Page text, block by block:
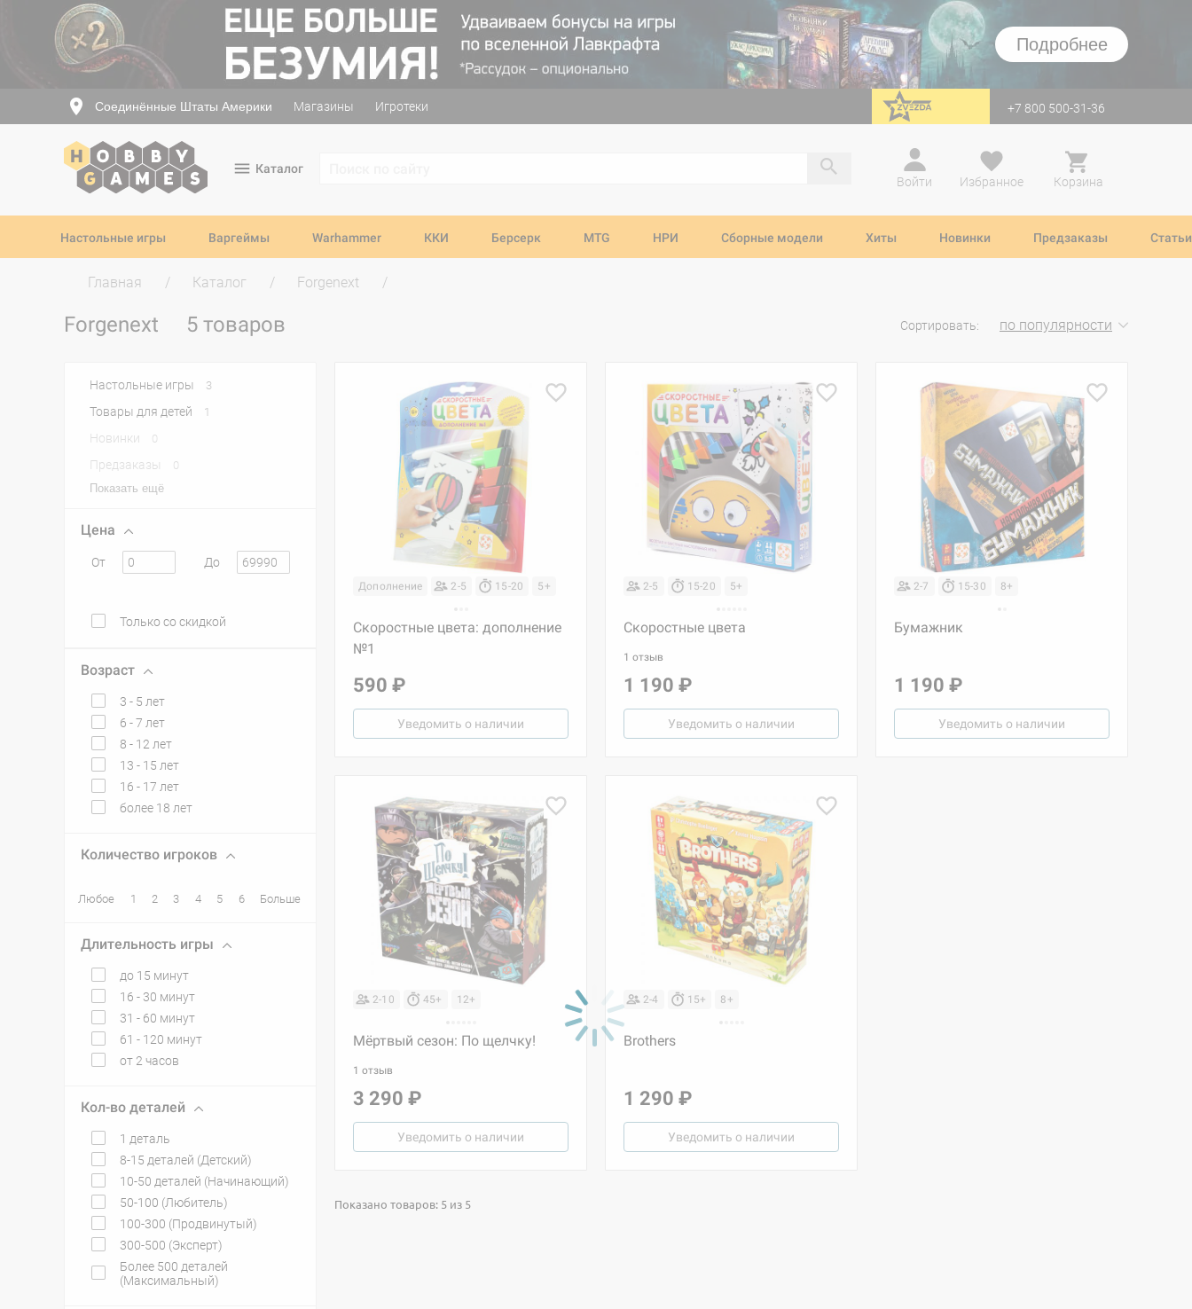
Подробнее
Соединённые Штаты Америки Магазины Игротеки перейти на Zvezda +7 800 500-31-36
Каталог
Войти
Избранное Корзина
Настольные игры Варгеймы Warhammer ККИ Берсерк MTG НРИ Сборные модели Хиты Новинки Предзаказы Статьи
Главная Каталог Forgenext
Forgenext 5 товаров Сортировать: по популярности
Настольные игры 3
Товары для детей 1
Новинки 0
Предзаказы
0
Показать ещё
Цена
От До
Только со скидкой
Возраст
3 - 5 лет
6 - 7 лет
8 - 12 лет
13 - 15 лет
16 - 17 лет
более 18 лет
Количество игроков
Любое 1 2 3 4 5 6 Больше
Длительность игры
до 15 минут
16 - 30 минут
31 - 60 минут
61 - 120 минут
от 2 часов
Кол-во деталей
1 деталь
8-15 деталей (Детский)
10-50 деталей (Начинающий)
50-100 (Любитель)
100-300 (Продвинутый)
300-500 (Эксперт)
Более 500 деталей
(Максимальный)
Дополнение 2-5 15-20 5+
Скоростные цвета: дополнение
№1
590 ₽
Уведомить о наличии
2-5 15-20 5+
Скоростные цвета
1 отзыв
1 190 ₽
Уведомить о наличии
2-7 15-30 8+
Бумажник
1 190 ₽
Уведомить о наличии
2-10 45+ 12+
Мёртвый сезон: По щелчку!
1 отзыв
3 290 ₽
Уведомить о наличии
2-4 15+ 8+
Brothers
1 290 ₽
Уведомить о наличии
Показано товаров: 5 из 5